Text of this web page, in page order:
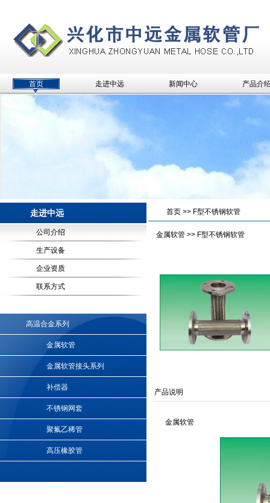
首页 走进中远 新闻中心 产品介
走进中远
公司介绍
生产设备
企业资质
联系方式
高温合金系列
金属软管
金属软管接头系列
补偿器
不锈钢网套
聚氟乙稀管
高压橡胶管
首页 >> F型不锈钢软管
金属软管 >> F型不锈钢软管
产品说明
金属软管